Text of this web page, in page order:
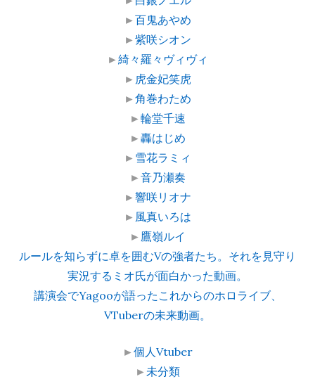
►百鬼あやめ
►紫咲シオン
►綺々羅々ヴィヴィ
► 虎金妃笑虎
►角巻わため
►輪堂千速
►轟はじめ
► 雪花ラミィ
►音乃瀬奏
►響咲リオナ
► 風真いろは
► 鷹嶺ルイ
ルールを知らずに卓を囲むVの強者たち。それを見守り
実況するミオ氏が面白かった動画。
講演会でYagooが語ったこれからのホロライブ、
VTuberの未来動画。
►個人Vtuber
► 未分類